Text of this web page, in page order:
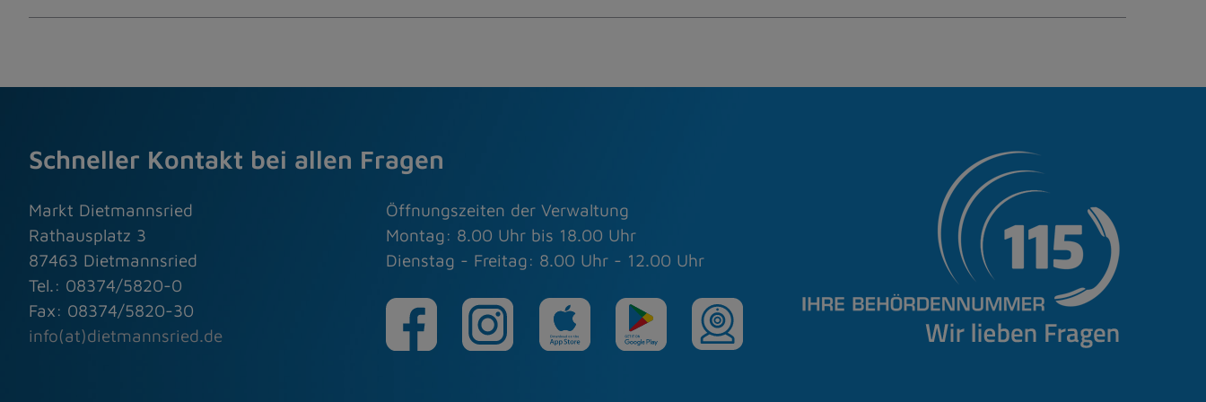
Schneller Kontakt bei allen Fragen
Markt Dietmannsried
Rathausplatz 3
87463 Dietmannsried
Tel.: 08374/5820-0
Fax: 08374/5820-30
info(at)dietmannsried.de
Öffnungszeiten der Verwaltung
Montag: 8.00 Uhr bis 18.00 Uhr
Dienstag - Freitag: 8.00 Uhr - 12.00 Uhr